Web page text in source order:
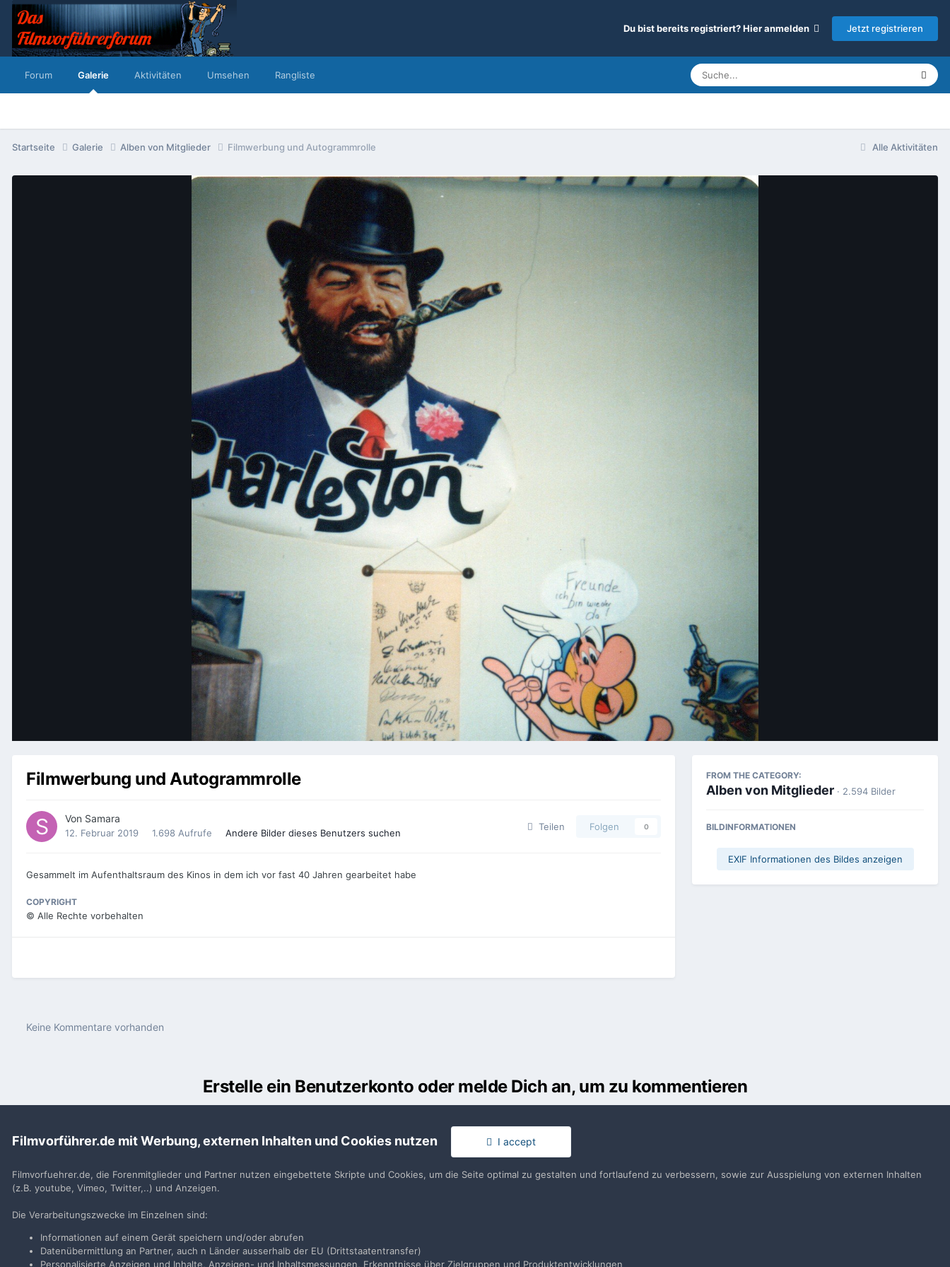
Du bist bereits registriert? Hier anmelden Jetzt registrieren
Forum Galerie Aktivitäten Umsehen Rangliste
Alle Aktivitäten
Startseite Galerie Alben von Mitglieder Filmwerbung und Autogrammrolle
Filmwerbung und Autogrammrolle
Von Samara
12. Februar 2019 1.698 Aufrufe Andere Bilder dieses Benutzers suchen
Teilen Folgen 0
Gesammelt im Aufenthaltsraum des Kinos in dem ich vor fast 40 Jahren gearbeitet habe
COPYRIGHT
© Alle Rechte vorbehalten
FROM THE CATEGORY:
Alben von Mitglieder · 2.594 Bilder
BILDINFORMATIONEN
EXIF Informationen des Bildes anzeigen
Keine Kommentare vorhanden
Erstelle ein Benutzerkonto oder melde Dich an, um zu kommentieren
Neues Benutzerkonto für unsere Community erstellen. Es ist einfach! Du hast bereits ein Benutzerkonto? Melde Dich hier an.
Filmvorführer.de mit Werbung, externen Inhalten und Cookies nutzen I accept
Filmvorfuehrer.de, die Forenmitglieder und Partner nutzen eingebettete Skripte und Cookies, um die Seite optimal zu gestalten und fortlaufend zu verbessern, sowie zur Ausspielung von externen Inhalten
(z.B. youtube, Vimeo, Twitter,..) und Anzeigen.
Die Verarbeitungszwecke im Einzelnen sind:
Informationen auf einem Gerät speichern und/oder abrufen
Datenübermittlung an Partner, auch n Länder ausserhalb der EU (Drittstaatentransfer)
Personalisierte Anzeigen und Inhalte, Anzeigen- und Inhaltsmessungen, Erkenntnisse über Zielgruppen und Produktentwicklungen